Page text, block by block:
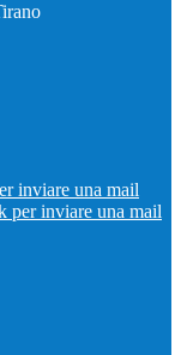
inviare una mail
per inviare una mail